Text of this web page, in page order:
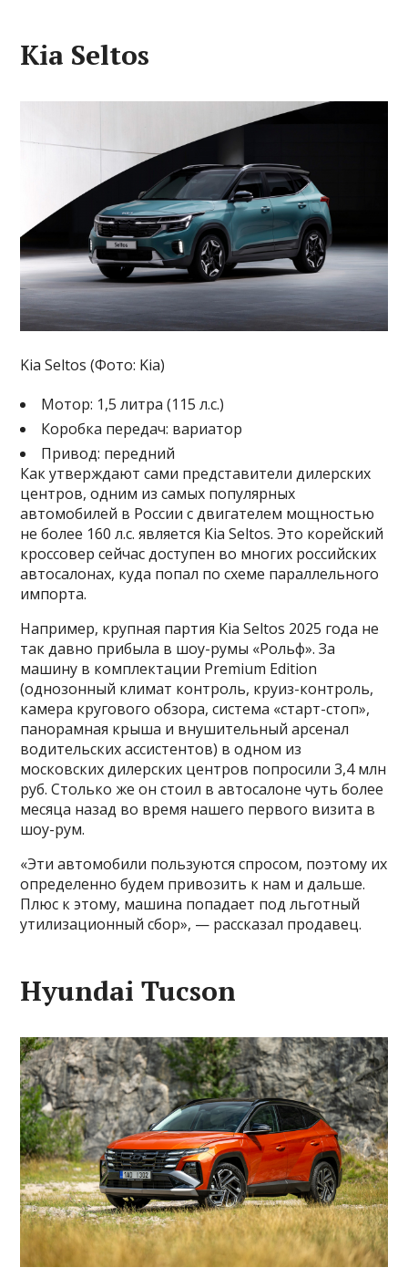
Kia Seltos
Kia Seltos (Фото: Kia)
Мотор: 1,5 литра (115 л.с.)
Коробка передач: вариатор
Привод: передний
Как утверждают сами представители дилерских
центров, одним из самых популярных
автомобилей в России с двигателем мощностью
не более 160 л.с. является Kia Seltos. Это корейский
кроссовер сейчас доступен во многих российских
автосалонах, куда попал по схеме параллельного
импорта.
Например, крупная партия Kia Seltos 2025 года не
так давно прибыла в шоу-румы «Рольф». За
машину в комплектации Premium Edition
(однозонный климат контроль, круиз-контроль,
камера кругового обзора, система «старт-стоп»,
панорамная крыша и внушительный арсенал
водительских ассистентов) в одном из
московских дилерских центров попросили 3,4 млн
руб. Столько же он стоил в автосалоне чуть более
месяца назад во время нашего первого визита в
шоу-рум.
«Эти автомобили пользуются спросом, поэтому их
определенно будем привозить к нам и дальше.
Плюс к этому, машина попадает под льготный
утилизационный сбор», — рассказал продавец.
Hyundai Tucson